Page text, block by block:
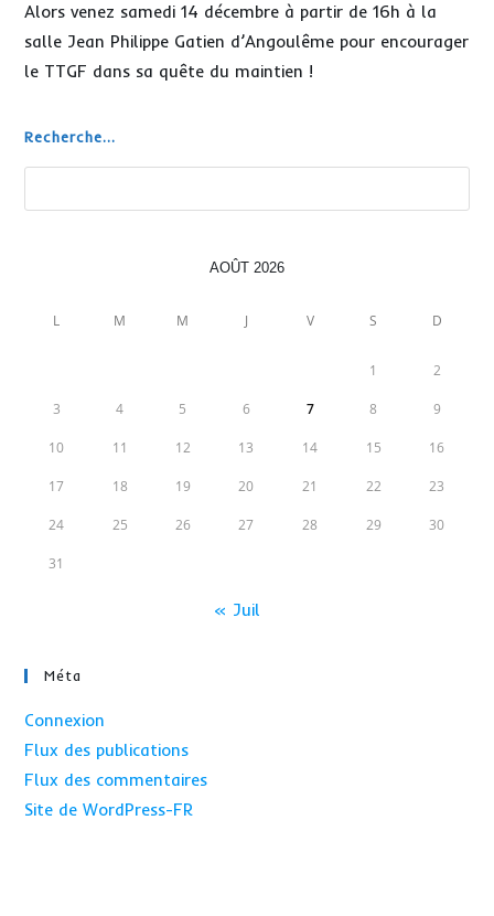
Alors venez samedi 14 décembre à partir de 16h à la
salle Jean Philippe Gatien d’Angoulême pour encourager
le TTGF dans sa quête du maintien !
Recherche...
AOÛT 2026
L M M J V S D
1 2
3 4 5 6 7 8 9
10 11 12 13 14 15 16
17 18 19 20 21 22 23
24 25 26 27 28 29 30
31
« Juil
Méta
Connexion
Flux des publications
Flux des commentaires
Site de WordPress-FR